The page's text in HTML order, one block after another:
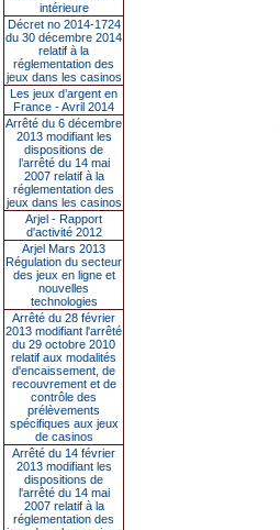
intérieure
Décret no 2014-1724
du 30 décembre 2014
relatif à la
réglementation des
jeux dans les casinos
Les jeux d’argent en
France - Avril 2014
Arrêté du 6 décembre
2013 modifiant les
dispositions de
l’arrêté du 14 mai
2007 relatif à la
réglementation des
jeux dans les casinos
Arjel - Rapport
d'activité 2012
Arjel Mars 2013
Régulation du secteur
des jeux en ligne et
nouvelles
technologies
Arrêté du 28 février
2013 modifiant l'arrêté
du 29 octobre 2010
relatif aux modalités
d'encaissement, de
recouvrement et de
contrôle des
prélèvements
spécifiques aux jeux
de casinos
Arrêté du 14 février
2013 modifiant les
dispositions de
l'arrêté du 14 mai
2007 relatif à la
réglementation des